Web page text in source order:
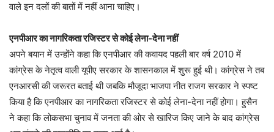
वाले इन दलों की बातों में नहीं आना चाहिए।
एनपीआर का नागरिकता रजिस्टर से कोई लेना-देना नहीं
अपने बयान में उन्होंने कहा कि एनपीआर की कवायद पहली बार वर्ष 2010 में
कांग्रेस के नेतृत्व वाली यूपीए सरकार के शासनकाल में शुरू हुई थी। कांग्रेस ने तब
एनआरसी की जरूरत बताई थी जबकि मौजूदा भाजपा नीत राजग सरकार ने स्पष्ट
किया है कि एनपीआर का नागरिकता रजिस्टर से कोई लेना-देना नहीं होगा। हुसैन
ने कहा कि लोकसभा चुनाव में जनता की ओर से खारिज किए जाने के बाद कांग्रेस